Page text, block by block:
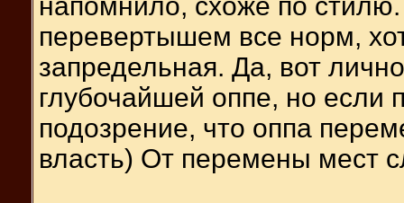
перевертышем все норм,
запредельная. Да, вот
глубочайшей оппе, но если
подозрение, что оппа
власть) От перемены мест